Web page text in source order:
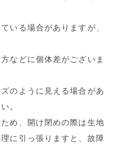
いる場合がありますが、
などに個体差がございま
のように見える場合があ
。
め、開け閉めの際は生地
に引っ張りますと、故障